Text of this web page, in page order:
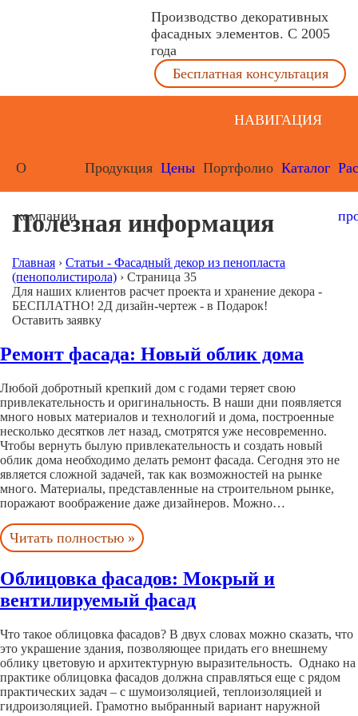
Производство декоративных
фасадных элементов. С 2005
года
Бесплатная консультация
НАВИГАЦИЯ
О
компании
Продукция Цены Портфолио Каталог
Полезная информация
Главная › Статьи - Фасадный декор из пенопласта
(пенополистирола) › Страница 35
Для наших клиентов расчет проекта и хранение декора -
БЕСПЛАТНО! 2Д дизайн-чертеж - в Подарок!
Оставить заявку
Ремонт фасада: Новый облик дома
Любой добротный крепкий дом с годами теряет свою
привлекательность и оригинальность. В наши дни появляется
много новых материалов и технологий и дома, построенные
несколько десятков лет назад, смотрятся уже несовременно.
Чтобы вернуть былую привлекательность и создать новый
облик дома необходимо делать ремонт фасада. Сегодня это не
является сложной задачей, так как возможностей на рынке
много. Материалы, представленные на строительном рынке,
поражают воображение даже дизайнеров. Можно…
Читать полностью »
Облицовка фасадов: Мокрый и
вентилируемый фасад
Что такое облицовка фасадов? В двух словах можно сказать, что
это украшение здания, позволяющее придать его внешнему
облику цветовую и архитектурную выразительность. Однако на
практике облицовка фасадов должна справляться еще с рядом
практических задач – с шумоизоляцией, теплоизоляцией и
гидроизоляцией. Грамотно выбранный вариант наружной